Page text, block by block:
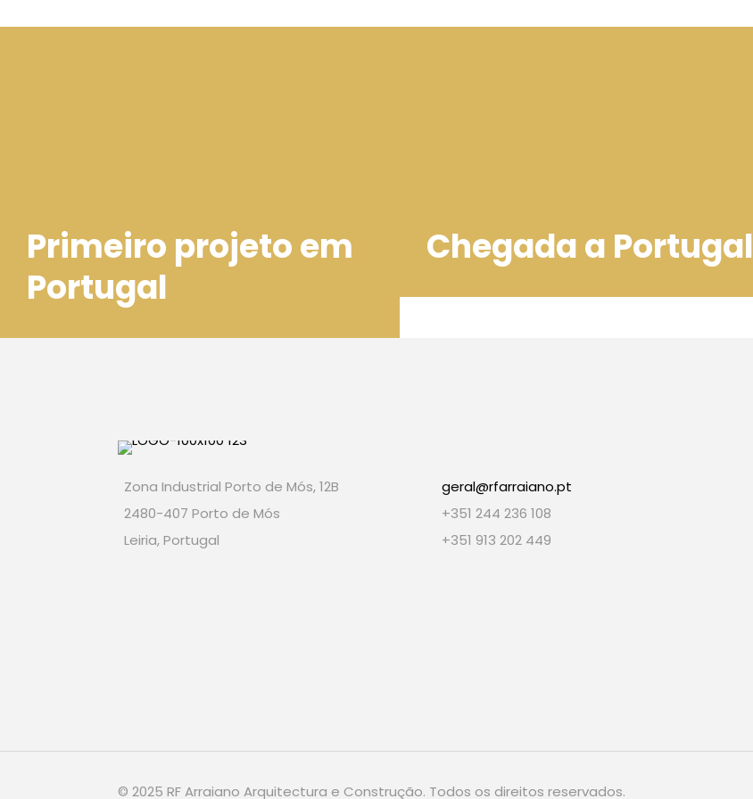
Primeiro projeto em
Portugal
Chegada a Portugal
Zona Industrial Porto de Mós, 12B
2480-407 Porto de Mós
Leiria, Portugal
geral@rfarraiano.pt
+351 244 236 108
+351 913 202 449
© 2025 RF Arraiano Arquitectura e Construção. Todos os direitos reservados.